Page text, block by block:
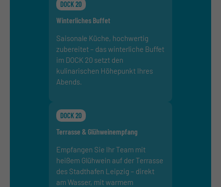
DOCK 20
Winterliches Buffet
Saisonale Küche, hochwertig
zubereitet – das winterliche Buffet
im DOCK 20 setzt den
kulinarischen Höhepunkt Ihres
Abends.
DOCK 20
Terrasse & Glühweinempfang
Empfangen Sie Ihr Team mit
heißem Glühwein auf der Terrasse
des Stadthafen Leipzig – direkt
am Wasser, mit warmem